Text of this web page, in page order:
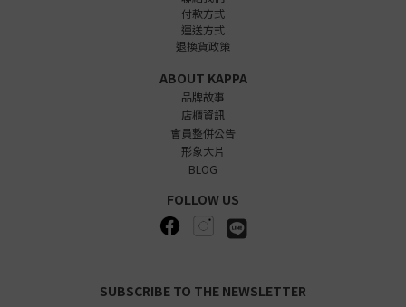
付款方式
運送方式
退換貨政策
ABOUT KAPPA
品牌故事
店櫃資訊
會員整併公告
形象大片
BLOG
FOLLOW US
SUBSCRIBE TO THE NEWSLETTER